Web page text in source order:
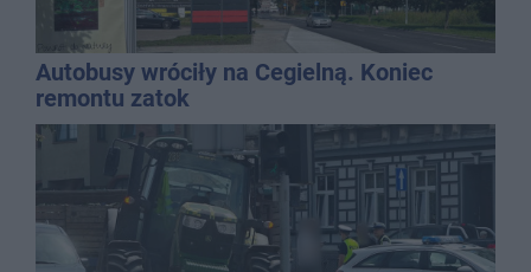
Autobusy wróciły na Cegielną. Koniec
remontu zatok